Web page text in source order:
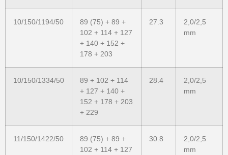
10/150/1194/50
89 (75) + 89 +
102 + 114 + 127
+ 140 + 152 +
178 + 203
27.3
2,0/2,5
mm
10/150/1334/50
89 + 102 + 114
+ 127 + 140 +
152 + 178 + 203
+ 229
28.4
2,0/2,5
mm
11/150/1422/50
89 (75) + 89 +
102 + 114 + 127
30.8
2,0/2,5
mm